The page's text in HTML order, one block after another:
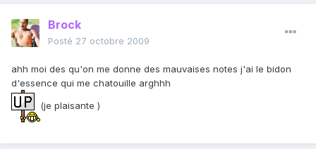
Brock
Posté 27 octobre 2009
ahh moi des qu'on me donne des mauvaises notes j'ai le bidon
d'essence qui me chatouille arghhh
(je plaisante )